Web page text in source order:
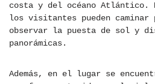
costa y del océano Atlántico.
los visitantes pueden
observar la puesta de sol y
panorámicas.
Además, en el lugar se